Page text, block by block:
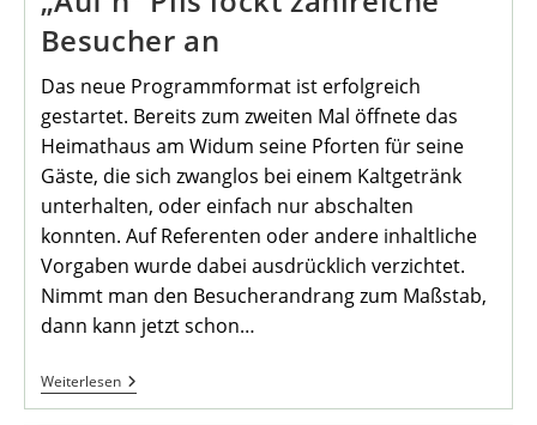
Besucher an
Das neue Programmformat ist erfolgreich
gestartet. Bereits zum zweiten Mal öffnete das
Heimathaus am Widum seine Pforten für seine
Gäste, die sich zwanglos bei einem Kaltgetränk
unterhalten, oder einfach nur abschalten
konnten. Auf Referenten oder andere inhaltliche
Vorgaben wurde dabei ausdrücklich verzichtet.
Nimmt man den Besucherandrang zum Maßstab,
dann kann jetzt schon…
Weiterlesen„Auf’n“
Pils